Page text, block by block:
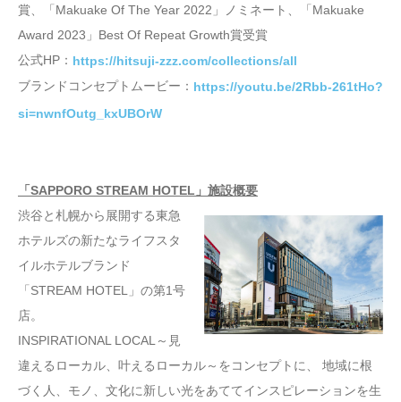
賞、「Makuake Of The Year 2022」ノミネート、「Makuake
Award 2023」Best Of Repeat Growth賞受賞
公式HP： https://hitsuji-zzz.com/collections/all
ブランドコンセプトムービー： https://youtu.be/2Rbb-261tHo?
si=nwnfOutg_kxUBOrW
「SAPPORO STREAM HOTEL」施設概要
渋谷と札幌から展開する東急
ホテルズの新たなライフスタ
イルホテルブランド
「STREAM HOTEL」の第1号
店。
INSPIRATIONAL LOCAL～見
違えるローカル、叶えるローカル～をコンセプトに、 地域に根
づく人、モノ、文化に新しい光をあててインスピレーションを生